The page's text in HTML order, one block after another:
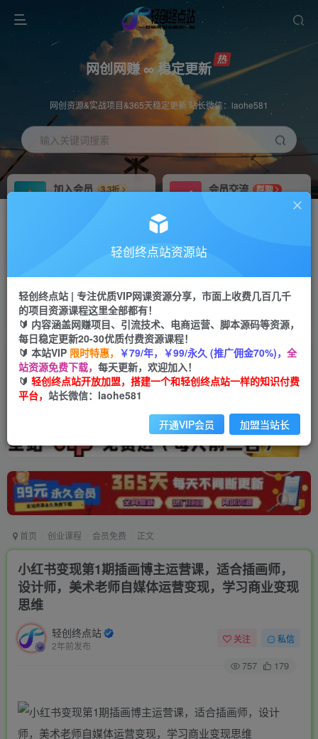
网创网赚 ∞ 稳定更新
网创资源&实战项目&365天稳定更新 站长微信：laohe581
输入关键词搜索
加入会员
3.3折
会员交流
群聊
推广返佣高达70%
投稿专区 免费
教程必须完整详细
APP下载
Down
首页 创业课程 会员免费 正文
小红书变现第1期插画博主运营课，适合插画师，
设计师，美术老师自媒体运营变现，学习商业变现
思维
轻创终点站
2年前发布
关注 私信
757 179
轻创终点站资源站
轻创终点站 | 专注优质VIP网课资源分享，市面上收费几百几千
的项目资源课程这里全部都有！
🔰 内容涵盖网赚项目、引流技术、电商运营、脚本源码等资源，
每日稳定更新20-30优质付费资源课程！
🔰 本站VIP 限时特惠， ￥79/年，￥99/永久 (推广佣金70%)， 全
站资源免费下载， 每天更新，欢迎加入！
🔰 轻创终点站开放加盟，搭建一个和轻创终点站一样的知识付费
平台， 站长微信：laohe581
开通VIP会员 加盟当站长